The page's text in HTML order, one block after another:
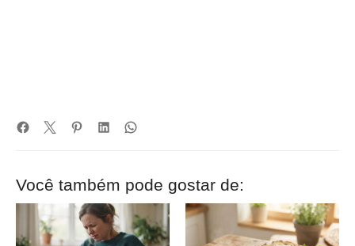
Você também pode gostar de: